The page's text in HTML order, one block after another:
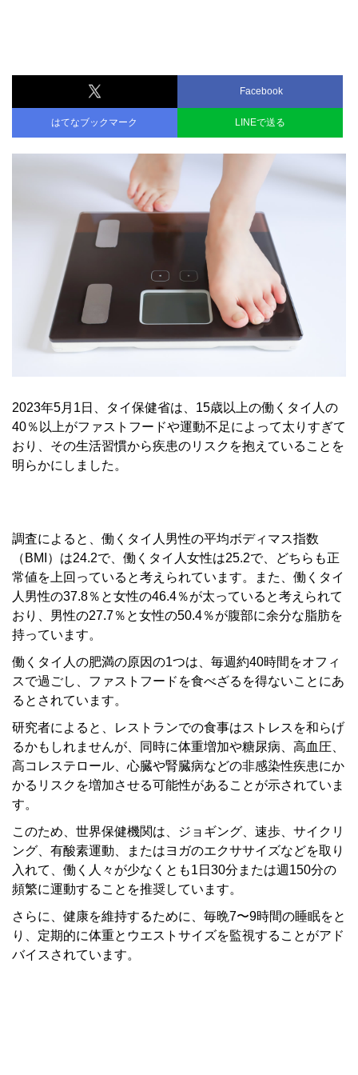
Facebook
はてなブックマーク LINEで送る
2023年5月1日、タイ保健省は、15歳以上の働くタイ人の
40％以上がファストフードや運動不足によって太りすぎて
おり、その生活習慣から疾患のリスクを抱えていることを
明らかにしました。
調査によると、働くタイ人男性の平均ボディマス指数
（BMI）は24.2で、働くタイ人女性は25.2で、どちらも正
常値を上回っていると考えられています。また、働くタイ
人男性の37.8％と女性の46.4％が太っていると考えられて
おり、男性の27.7％と女性の50.4％が腹部に余分な脂肪を
持っています。
働くタイ人の肥満の原因の1つは、毎週約40時間をオフィ
スで過ごし、ファストフードを食べざるを得ないことにあ
るとされています。
研究者によると、レストランでの食事はストレスを和らげ
るかもしれませんが、同時に体重増加や糖尿病、高血圧、
高コレステロール、心臓や腎臓病などの非感染性疾患にか
かるリスクを増加させる可能性があることが示されていま
す。
このため、世界保健機関は、ジョギング、速歩、サイクリ
ング、有酸素運動、またはヨガのエクササイズなどを取り
入れて、働く人々が少なくとも1日30分または週150分の
頻繁に運動することを推奨しています。
さらに、健康を維持するために、毎晩7〜9時間の睡眠をと
り、定期的に体重とウエストサイズを監視することがアド
バイスされています。